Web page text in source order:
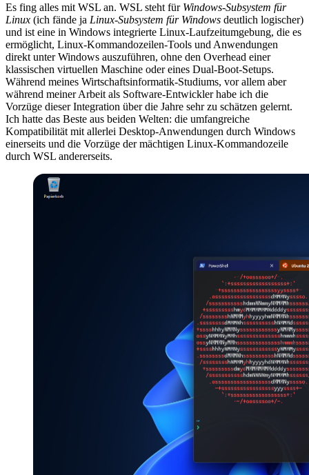
Es fing alles mit WSL an. WSL steht für Windows-Subsystem für
Linux (ich fände ja Linux-Subsystem für Windows deutlich logischer)
und ist eine in Windows integrierte Linux-Laufzeitumgebung, die es
ermöglicht, Linux-Kommandozeilen-Tools und Anwendungen
direkt unter Windows auszuführen, ohne den Overhead einer
klassischen virtuellen Maschine oder eines Dual-Boot-Setups.
Während meines Wirtschaftsinformatik-Studiums, vor allem aber
während meiner Arbeit als Software-Entwickler habe ich die
Vorzüge dieser Integration über die Jahre sehr zu schätzen gelernt.
Ich hatte das Beste aus beiden Welten: die umfangreiche
Kompatibilität mit allerlei Desktop-Anwendungen durch Windows
einerseits und die Vorzüge der mächtigen Linux-Kommandozeile
durch WSL andererseits.